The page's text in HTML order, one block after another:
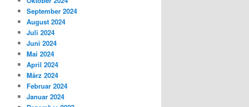
September 2024
August 2024
Juli 2024
Juni 2024
Mai 2024
April 2024
März 2024
Februar 2024
Januar 2024